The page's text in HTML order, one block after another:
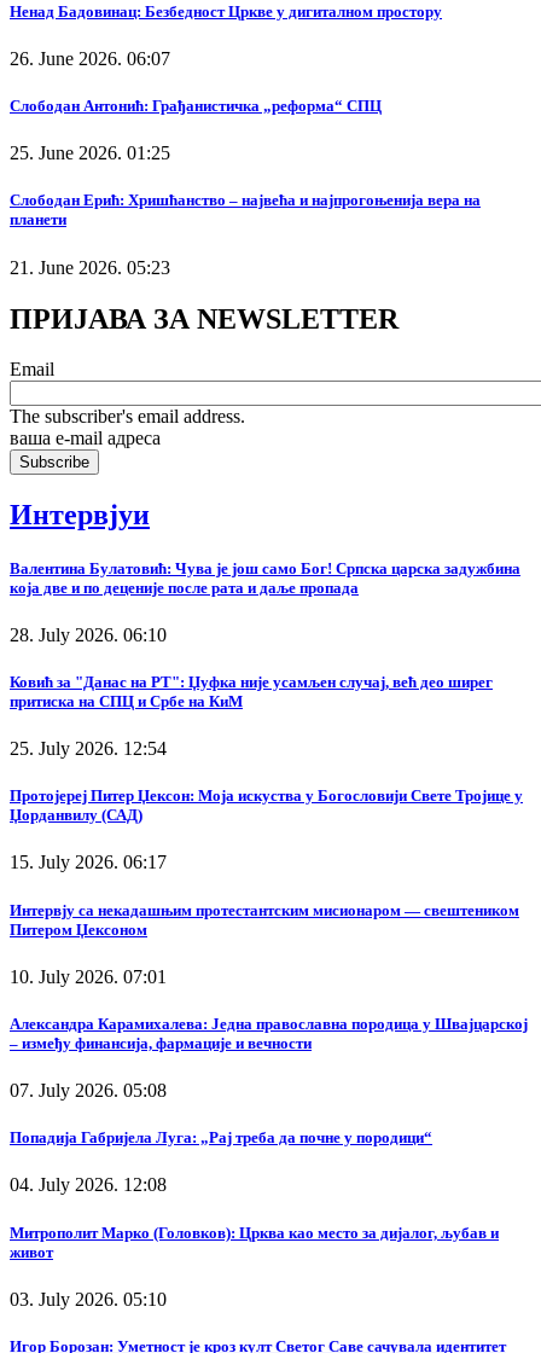
Ненад Бадовинац: Безбедност Цркве у дигиталном простору
26. June 2026. 06:07
Слободан Антонић: Грађанистичка „реформа“ СПЦ
25. June 2026. 01:25
Слободан Ерић: Хришћанство – највећа и најпрогоњенија вера на
планети
21. June 2026. 05:23
ПРИЈАВА ЗА NEWSLETTER
Email
The subscriber's email address.
ваша е-mail адреса
Интервјуи
Валентина Булатовић: Чува је још само Бог! Српска царска задужбина
која две и по деценије после рата и даље пропада
28. July 2026. 06:10
Ковић за "Данас на РТ": Џуфка није усамљен случај, већ део ширег
притиска на СПЦ и Србе на КиМ
25. July 2026. 12:54
Протојереј Питер Џексон: Моја искуства у Богословији Свете Тројице у
Џорданвилу (САД)
15. July 2026. 06:17
Интервју са некадашњим протестантским мисионаром — свештеником
Питером Џексоном
10. July 2026. 07:01
Александра Карамихалева: Једна православна породица у Швајцарској
– између финансија, фармације и вечности
07. July 2026. 05:08
Попадија Габријела Луга: „Рај треба да почне у породици“
04. July 2026. 12:08
Митрополит Марко (Головков): Црква као место за дијалог, љубав и
живот
03. July 2026. 05:10
Игор Борозан: Уметност је кроз култ Светог Саве сачувала идентитет